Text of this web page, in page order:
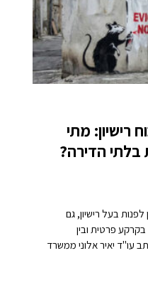
רישיון: מתי
בלתי הדירה?
בעל רישיון, גם
פרטית ובין
עו"ד יאיר אלוני ממשרד